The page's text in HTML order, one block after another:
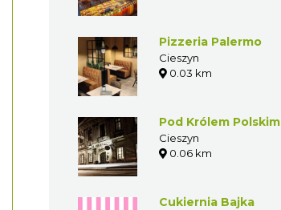
Pizzeria Palermo
Cieszyn
0.03 km
Pod Królem Polskim
Cieszyn
0.06 km
Cukiernia Bajka